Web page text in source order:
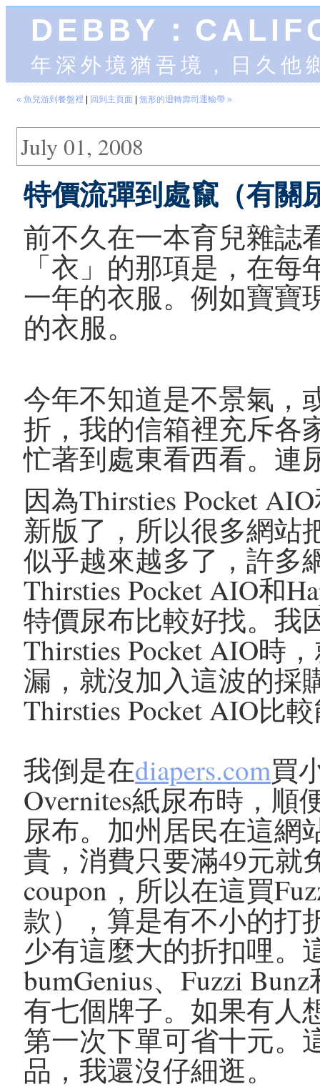
DEBBY：
年深外境猶吾境，日久
« 魚兒游到餐盤裡 回到主頁面 無形的迴轉壽司運輸帶 »
July 01, 2008
特價流彈到處竄（有關
前不久在一本育兒雜誌
「衣」的那項是，在
一年的衣服。例如寶寶
的衣服。
今年不知道是不景氣，
折，我的信箱裡充斥各
忙著到處東看西看。連
因為Thirsties Pocket
新版了，所以很多網站
似乎越來越多了，許多
Thirsties Pocket AIO和
特價尿布比較好找。我
Thirsties Pocket AIO時
漏，就沒加入這波的採
Thirsties Pocket AIO比
我倒是在diapers.com買
Overnites紙尿布時，順
尿布。加州居民在這網
貴，消費只要滿49元就
coupon，所以在這買
款），算是有不小的打
少有這麼大的折扣哩。
bumGenius、Fuzzi
有七個牌子。如果有人
第一次下單可省十元。
品，我還沒仔細逛。